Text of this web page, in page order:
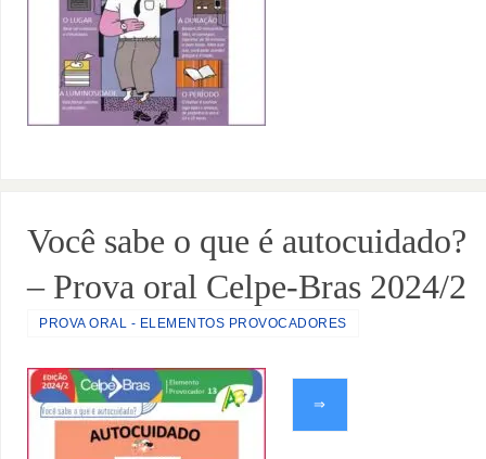
Você sabe o que é autocuidado?
– Prova oral Celpe-Bras 2024/2
PROVA ORAL - ELEMENTOS PROVOCADORES
⇒